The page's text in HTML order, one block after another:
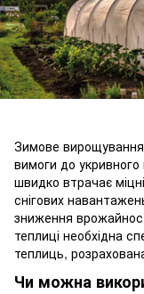
Зимове вирощування
вимоги до укривного
швидко втрачає
снігових
зниження
теплиці необхідна
теплиць,
Чи можна